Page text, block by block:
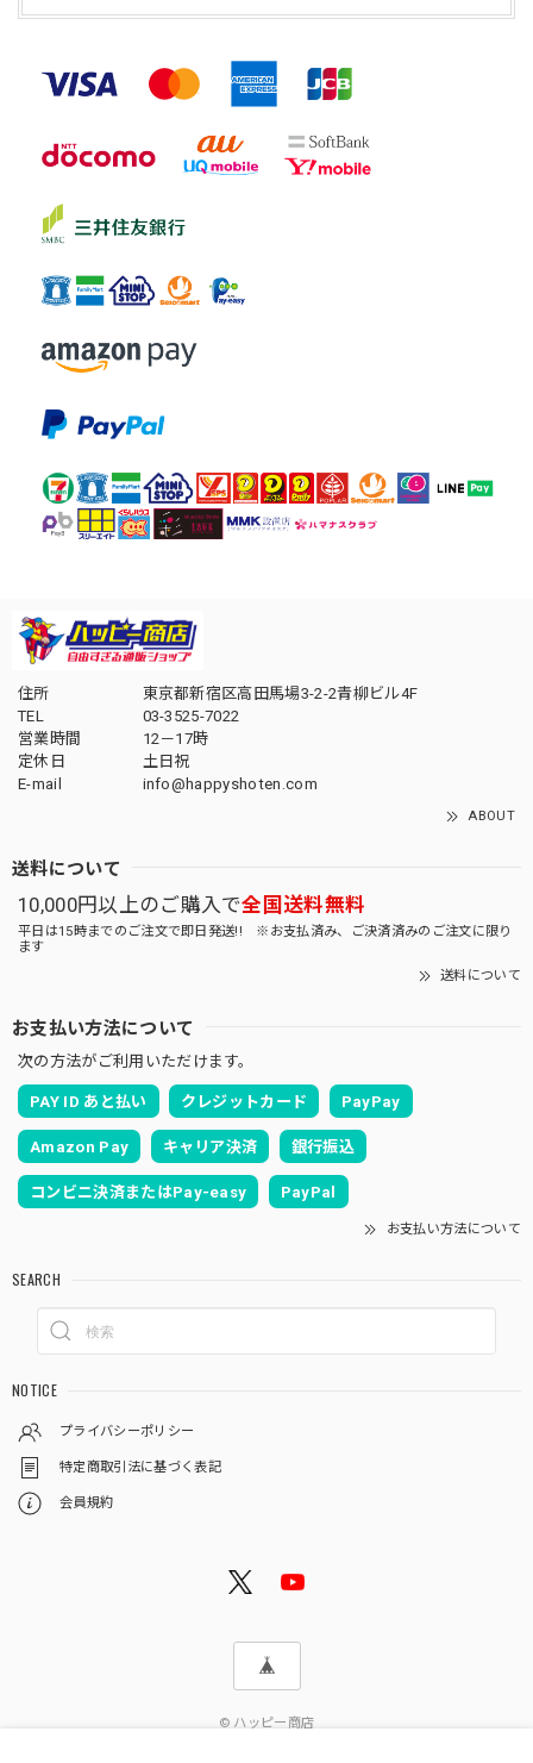
住所
東京都新宿区高田馬場3-2-2青柳ビル4F
TEL
03-3525-7022
営業時間
12－17時
定休日
土日祝
E-mail
info@happyshoten.com
ABOUT
送料について
10,000円以上のご購入で全国送料無料
平日は15時までのご注文で即日発送!! ※お支払済み、ご決済済みのご注文に限り
ます
送料について
お支払い方法について
次の方法がご利用いただけます。
PAY ID あと払い クレジットカード PayPay
Amazon Pay キャリア決済 銀行振込
コンビニ決済またはPay-easy PayPal
お支払い方法について
SEARCH
NOTICE
プライバシーポリシー
特定商取引法に基づく表記
会員規約
© ハッピー商店